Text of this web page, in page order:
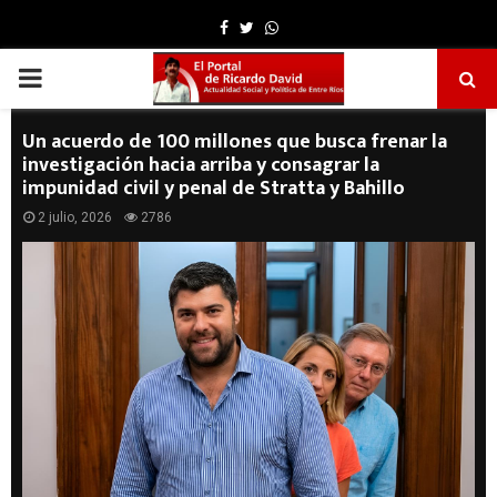
Facebook
TwitterWhatsapp
PRIMARY
MENU
Un acuerdo de 100 millones que busca frenar la
investigación hacia arriba y consagrar la
impunidad civil y penal de Stratta y Bahillo
2 julio, 2026 2786